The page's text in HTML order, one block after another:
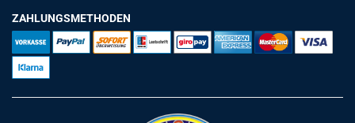
ZAHLUNGSMETHODEN